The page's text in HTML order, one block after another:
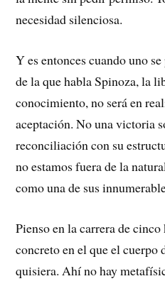
necesidad silenciosa.
Y es entonces cuando uno
de la que habla Spinoza, la
conocimiento, no será en
aceptación. No una victoria
reconciliación con su
no estamos fuera de la
como una de sus
Pienso en la carrera de
concreto en el que el cuerpo
quisiera. Ahí no hay